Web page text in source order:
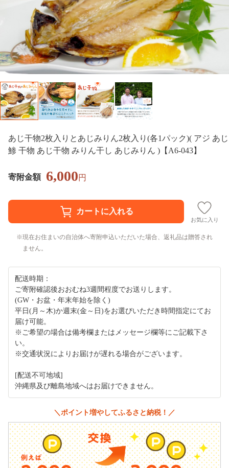
あじ干物2枚入りとあじみりん2枚入り(各1パック)( アジ あじ
鯵 干物 あじ干物 みりん干し あじみりん )【A6-043】
寄附金額 6,000円
お気に入り
現在お住まいの自治体へ寄附申込いただいた場合、返礼品は贈答され
ません。
配送時期：
ご寄附確認後おおむね3週間程度でお送りします。
(GW・お盆・年末年始を除く)
平日(月～木)か週末(金～日)をお選びいただき時間指定にてお
届け可能。
※ご希望の場合は備考欄またはメッセージ欄等にご記載下さ
い。
※交通状況によりお届けが遅れる場合がございます。
[配送不可地域]
沖縄県及び離島地域へはお届けできません。
＼ポイント増やしてふるさと納税！／